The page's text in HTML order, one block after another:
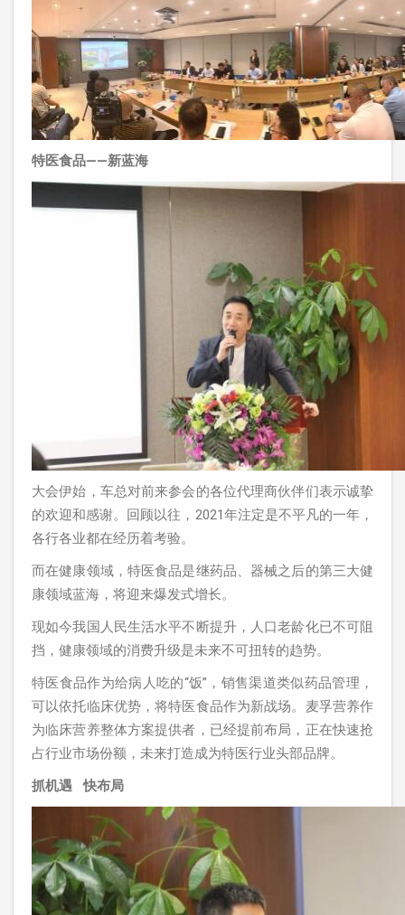
特医食品——新蓝海
大会伊始，车总对前来参会的各位代理商伙伴们表示诚挚
的欢迎和感谢。回顾以往，2021年注定是不平凡的一年，
各行各业都在经历着考验。
而在健康领域，特医食品是继药品、器械之后的第三大健
康领域蓝海，将迎来爆发式增长。
现如今我国人民生活水平不断提升，人口老龄化已不可阻
挡，健康领域的消费升级是未来不可扭转的趋势。
特医食品作为给病人吃的“饭”，销售渠道类似药品管理，
可以依托临床优势，将特医食品作为新战场。麦孚营养作
为临床营养整体方案提供者，已经提前布局，正在快速抢
占行业市场份额，未来打造成为特医行业头部品牌。
抓机遇 快布局